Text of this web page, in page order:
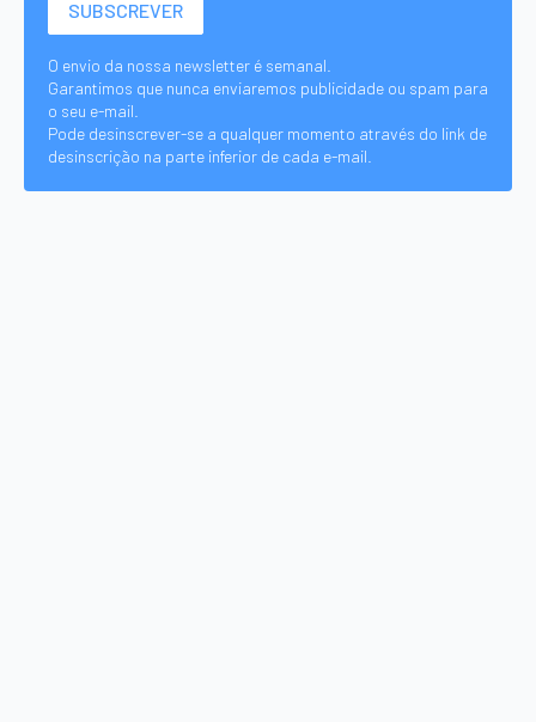
O envio da nossa newsletter é semanal.
Garantimos que nunca enviaremos publicidade ou spam para
o seu e-mail.
Pode desinscrever-se a qualquer momento através do link de
desinscrição na parte inferior de cada e-mail.